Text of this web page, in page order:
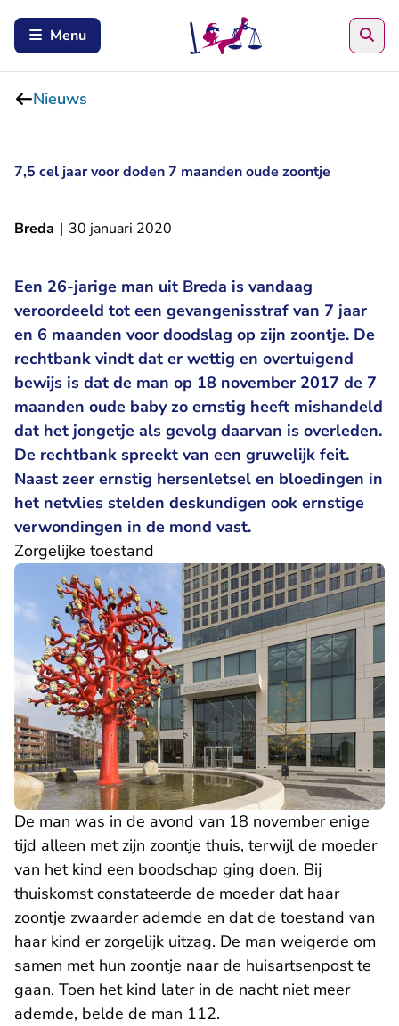
Menu
Nieuws
7,5 cel jaar voor doden 7 maanden oude zoontje
Breda | 30 januari 2020
Een 26-jarige man uit Breda is vandaag
veroordeeld tot een gevangenisstraf van 7 jaar
en 6 maanden voor doodslag op zijn zoontje. De
rechtbank vindt dat er wettig en overtuigend
bewijs is dat de man op 18 november 2017 de 7
maanden oude baby zo ernstig heeft mishandeld
dat het jongetje als gevolg daarvan is overleden.
De rechtbank spreekt van een gruwelijk feit.
Naast zeer ernstig hersenletsel en bloedingen in
het netvlies stelden deskundigen ook ernstige
verwondingen in de mond vast.
Zorgelijke toestand
De man was in de avond van 18 november enige
tijd alleen met zijn zoontje thuis, terwijl de moeder
van het kind een boodschap ging doen. Bij
thuiskomst constateerde de moeder dat haar
zoontje zwaarder ademde en dat de toestand van
haar kind er zorgelijk uitzag. De man weigerde om
samen met hun zoontje naar de huisartsenpost te
gaan. Toen het kind later in de nacht niet meer
ademde, belde de man 112.